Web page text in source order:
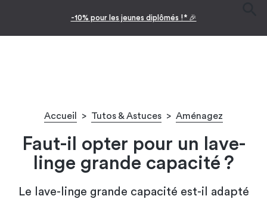
-10% pour les jeunes diplômés !* 🎉
Accueil > Tutos & Astuces > Aménagez
Faut-il opter pour un lave-
linge grande capacité ?
Le lave-linge grande capacité est-il adapté